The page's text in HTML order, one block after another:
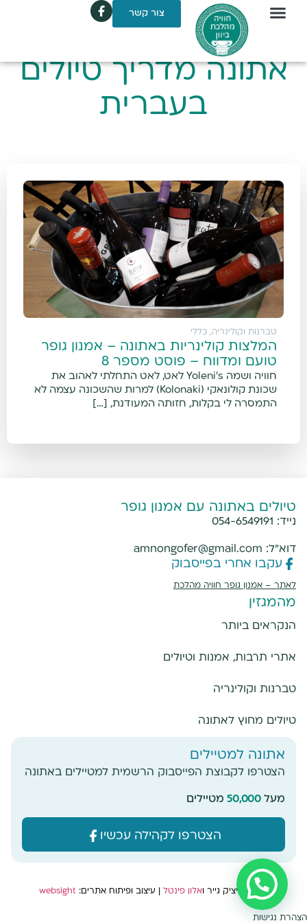
צור קשר
אתונה מדריך טיולים
בעברית
טברנות וקולינריה, כללי
המלצות קולינריות באתונה – אמנון גופר
טועם ומדווח – פוסט מספר 8
חוויה ושמה Yoleni's לאט, לאט התחלתי לאהוב את
שכונת קולונאקי (Kolonaki) למרות שהשכונה עצמה לא
התמסרה לי בקלות, חזותה המעודנת, […]
טיולים באתונה עם אמנון גופר
נייד: 054-6549191
דוא"ל: amnongofer@gmail.com
עקבו אחרי בפייסבוק
לאתר – אמנון גופר חוויה מהלכת
מהמגזין
הנקראים ביותר
אתרי תרבות, אמנות וטיולים
טברנות וקולינריה
טיולים מחוץ לאתונה
אתונה למטיילים
הצטרפו לקבוצת הפייסבוק הרשמית למטיילים באתונה
מעל 50,000 מטיילים
הצטרפו לקהילה עכשיו
צילום: איציק גייר ואלון פינטל עיצוב ופיתוח אתרים: websight
הצהרת נגישות